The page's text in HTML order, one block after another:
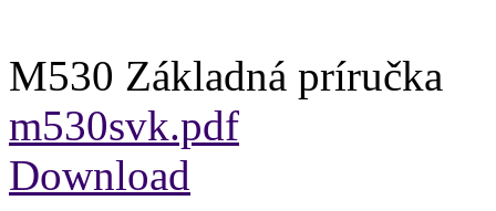
M530 Základná príručka
m530svk.pdf
Download